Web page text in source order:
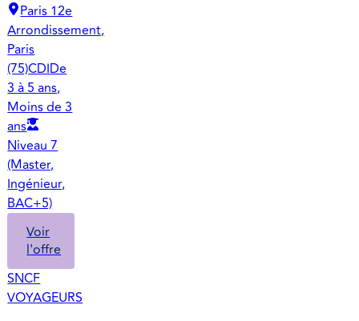
Paris 12e
Arrondissement,
Paris
(75)CDIDe
3 à 5 ans,
Moins de 3
ans
Niveau 7
(Master,
Ingénieur,
BAC+5)
Voir
l'offre
SNCF
VOYAGEURS